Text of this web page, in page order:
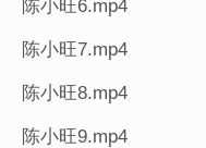
陈小旺6.mp4
陈小旺7.mp4
陈小旺8.mp4
陈小旺9.mp4